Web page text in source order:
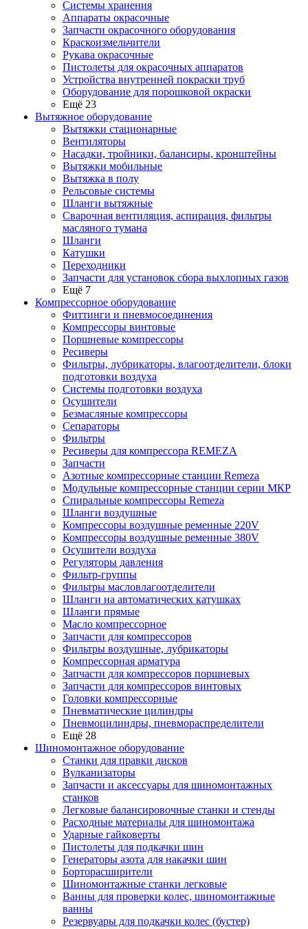
Системы хранения
Аппараты окрасочные
Запчасти окрасочного оборудования
Краскоизмельчители
Рукава окрасочные
Пистолеты для окрасочных аппаратов
Устройства внутренней покраски труб
Оборудование для порошковой окраски
Ещё 23
Вытяжное оборудование
Вытяжки стационарные
Вентиляторы
Насадки, тройники, балансиры, кронштейны
Вытяжки мобильные
Вытяжка в полу
Рельсовые системы
Шланги вытяжные
Сварочная вентиляция, аспирация, фильтры
масляного тумана
Шланги
Катушки
Переходники
Запчасти для установок сбора выхлопных газов
Ещё 7
Компрессорное оборудование
Фиттинги и пневмосоединения
Компрессоры винтовые
Поршневые компрессоры
Ресиверы
Фильтры, лубрикаторы, влагоотделители, блоки
подготовки воздуха
Системы подготовки воздуха
Осушители
Безмасляные компрессоры
Сепараторы
Фильтры
Ресиверы для компрессора REMEZA
Запчасти
Азотные компрессорные станции Remeza
Модульные компрессорные станции серии МКР
Спиральные компрессоры Remeza
Шланги воздушные
Компрессоры воздушные ременные 220V
Компрессоры воздушные ременные 380V
Осушители воздуха
Регуляторы давления
Фильтр-группы
Фильтры масловлагоотделители
Шланги на автоматических катушках
Шланги прямые
Масло компрессорное
Запчасти для компрессоров
Фильтры воздушные, лубрикаторы
Компрессорная арматура
Запчасти для компрессоров поршневых
Запчасти для компрессоров винтовых
Головки компрессорные
Пневматические цилиндры
Пневмоцилиндры, пневмораспределители
Ещё 28
Шиномонтажное оборудование
Станки для правки дисков
Вулканизаторы
Запчасти и аксессуары для шиномонтажных
станков
Легковые балансировочные станки и стенды
Расходные материалы для шиномонтажа
Ударные гайковерты
Пистолеты для подкачки шин
Генераторы азота для накачки шин
Борторасширители
Шиномонтажные станки легковые
Ванны для проверки колес, шиномонтажные
ванны
Резервуары для подкачки колес (бустер)